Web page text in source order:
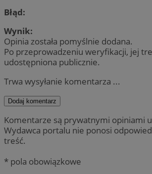
Błąd:
Wynik:
Opinia została pomyślnie dodana.
Po przeprowadzeniu weryfikacji, jej
udostępniona publicznie.
Trwa wysyłanie komentarza ...
Dodaj komentarz
Komentarze są prywatnymi opiniami
Wydawca portalu nie ponosi
treść.
* pola obowiązkowe